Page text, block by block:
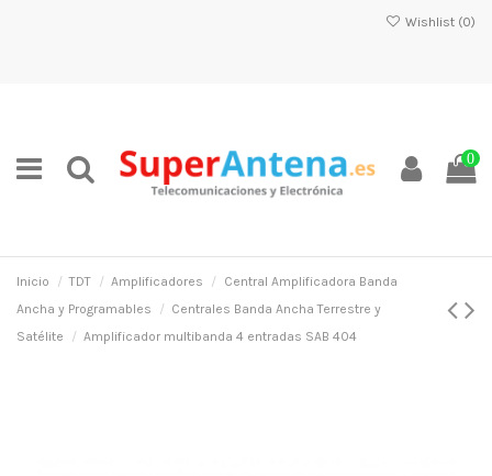
Wishlist (0)
0
Inicio TDT Amplificadores
Central Amplificadora Banda
Ancha y Programables
Centrales Banda Ancha Terrestre y
Satélite
Amplificador multibanda 4 entradas SAB 404